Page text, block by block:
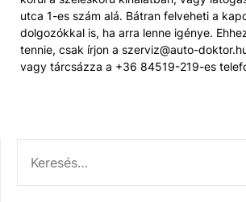
utca 1-es szám alá. Bátran felveheti a
dolgozókkal is, ha arra lenne igénye.
tennie, csak írjon a szerviz@auto-
vagy tárcsázza a +36 84519-219-es